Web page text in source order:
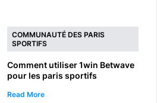
COMMUNAUTÉ DES PARIS
SPORTIFS
Comment utiliser 1win Betwave
pour les paris sportifs
Read More